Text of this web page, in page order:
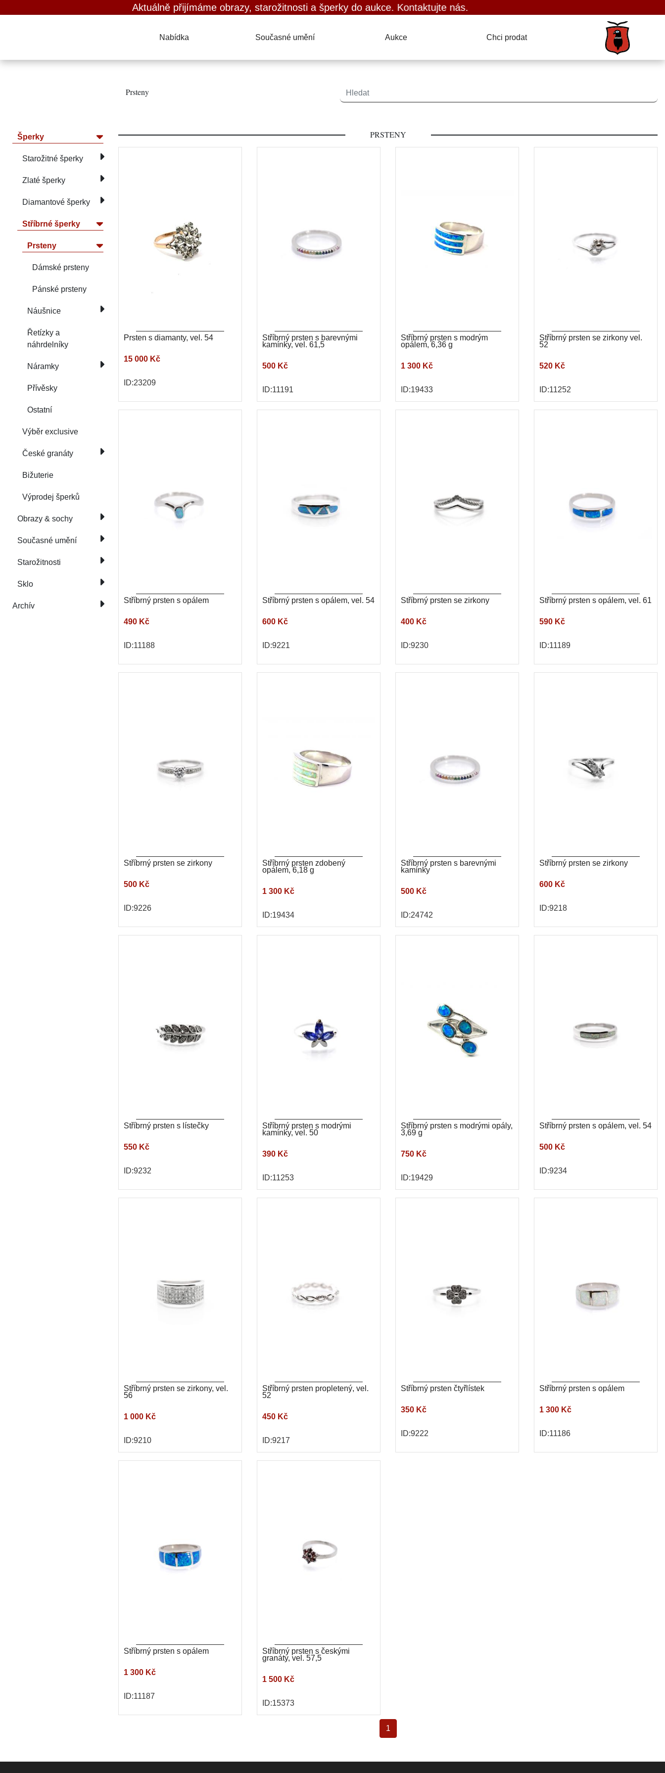
Aktuálně přijímáme obrazy, starožitnosti a šperky do aukce. Kontaktujte nás.
Nabídka Současné umění Aukce Chci prodat
Prsteny
Šperky
Starožitné šperky
Zlaté šperky
Diamantové šperky
Stříbrné šperky
Prsteny
Dámské prsteny
Pánské prsteny
Náušnice
Řetízky a
náhrdelníky
Náramky
Přívěsky
Ostatní
Výběr exclusive
České granáty
Bižuterie
Výprodej šperků
Obrazy & sochy
Současné umění
Starožitnosti
Sklo
Archív
PRSTENY
Prsten s diamanty, vel. 54
15 000 Kč
ID:23209
Stříbrný prsten s barevnými
kamínky, vel. 61,5
500 Kč
ID:11191
Stříbrný prsten s modrým
opálem, 6,36 g
1 300 Kč
ID:19433
Stříbrný prsten se zirkony vel.
52
520 Kč
ID:11252
Stříbrný prsten s opálem
490 Kč
ID:11188
Stříbrný prsten s opálem, vel. 54
600 Kč
ID:9221
Stříbrný prsten se zirkony
400 Kč
ID:9230
Stříbrný prsten s opálem, vel. 61
590 Kč
ID:11189
Stříbrný prsten se zirkony
500 Kč
ID:9226
Stříbrný prsten zdobený
opálem, 6,18 g
1 300 Kč
ID:19434
Stříbrný prsten s barevnými
kamínky
500 Kč
ID:24742
Stříbrný prsten se zirkony
600 Kč
ID:9218
Stříbrný prsten s lístečky
550 Kč
ID:9232
Stříbrný prsten s modrými
kamínky, vel. 50
390 Kč
ID:11253
Stříbrný prsten s modrými opály,
3,69 g
750 Kč
ID:19429
Stříbrný prsten s opálem, vel. 54
500 Kč
ID:9234
Stříbrný prsten se zirkony, vel.
56
1 000 Kč
ID:9210
Stříbrný prsten propletený, vel.
52
450 Kč
ID:9217
Stříbrný prsten čtyřlístek
350 Kč
ID:9222
Stříbrný prsten s opálem
1 300 Kč
ID:11186
Stříbrný prsten s opálem
1 300 Kč
ID:11187
Stříbrný prsten s českými
granáty, vel. 57,5
1 500 Kč
ID:15373
1